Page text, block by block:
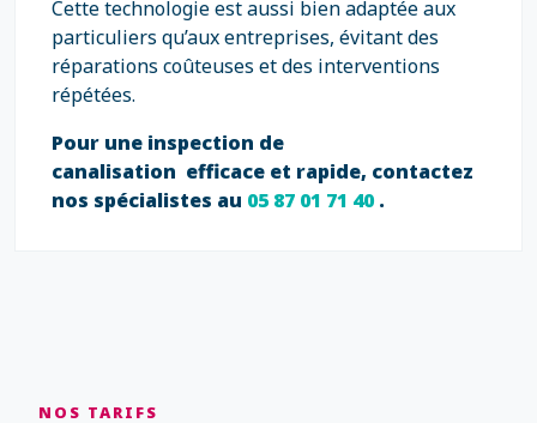
Cette technologie est aussi bien adaptée aux
particuliers qu’aux entreprises, évitant des
réparations coûteuses et des interventions
répétées.
Pour une inspection de
canalisation efficace et rapide, contactez
nos spécialistes au 05 87 01 71 40.
NOS TARIFS